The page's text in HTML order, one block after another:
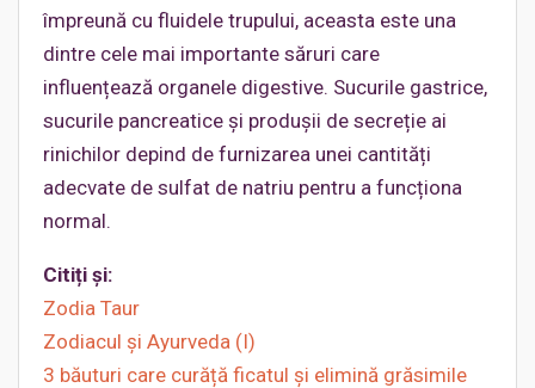
împreună cu fluidele trupului, aceasta este una
dintre cele mai importante săruri care
influențează organele digestive. Sucurile gastrice,
sucurile pancreatice și produşii de secreție ai
rinichilor depind de furnizarea unei cantități
adecvate de sulfat de natriu pentru a funcționa
normal.
Citiți și:
Zodia Taur
Zodiacul şi Ayurveda (I)
3 băuturi care curăță ficatul și elimină grăsimile